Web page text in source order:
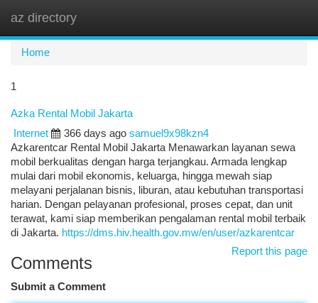
az directory
Home
1
Azka Rental Mobil Jakarta
Internet
366 days ago samuel9x98kzn4
Azkarentcar Rental Mobil Jakarta Menawarkan layanan sewa
mobil berkualitas dengan harga terjangkau. Armada lengkap
mulai dari mobil ekonomis, keluarga, hingga mewah siap
melayani perjalanan bisnis, liburan, atau kebutuhan transportasi
harian. Dengan pelayanan profesional, proses cepat, dan unit
terawat, kami siap memberikan pengalaman rental mobil terbaik
di Jakarta. https://dms.hiv.health.gov.mw/en/user/azkarentcar
Report this page
Comments
Submit a Comment